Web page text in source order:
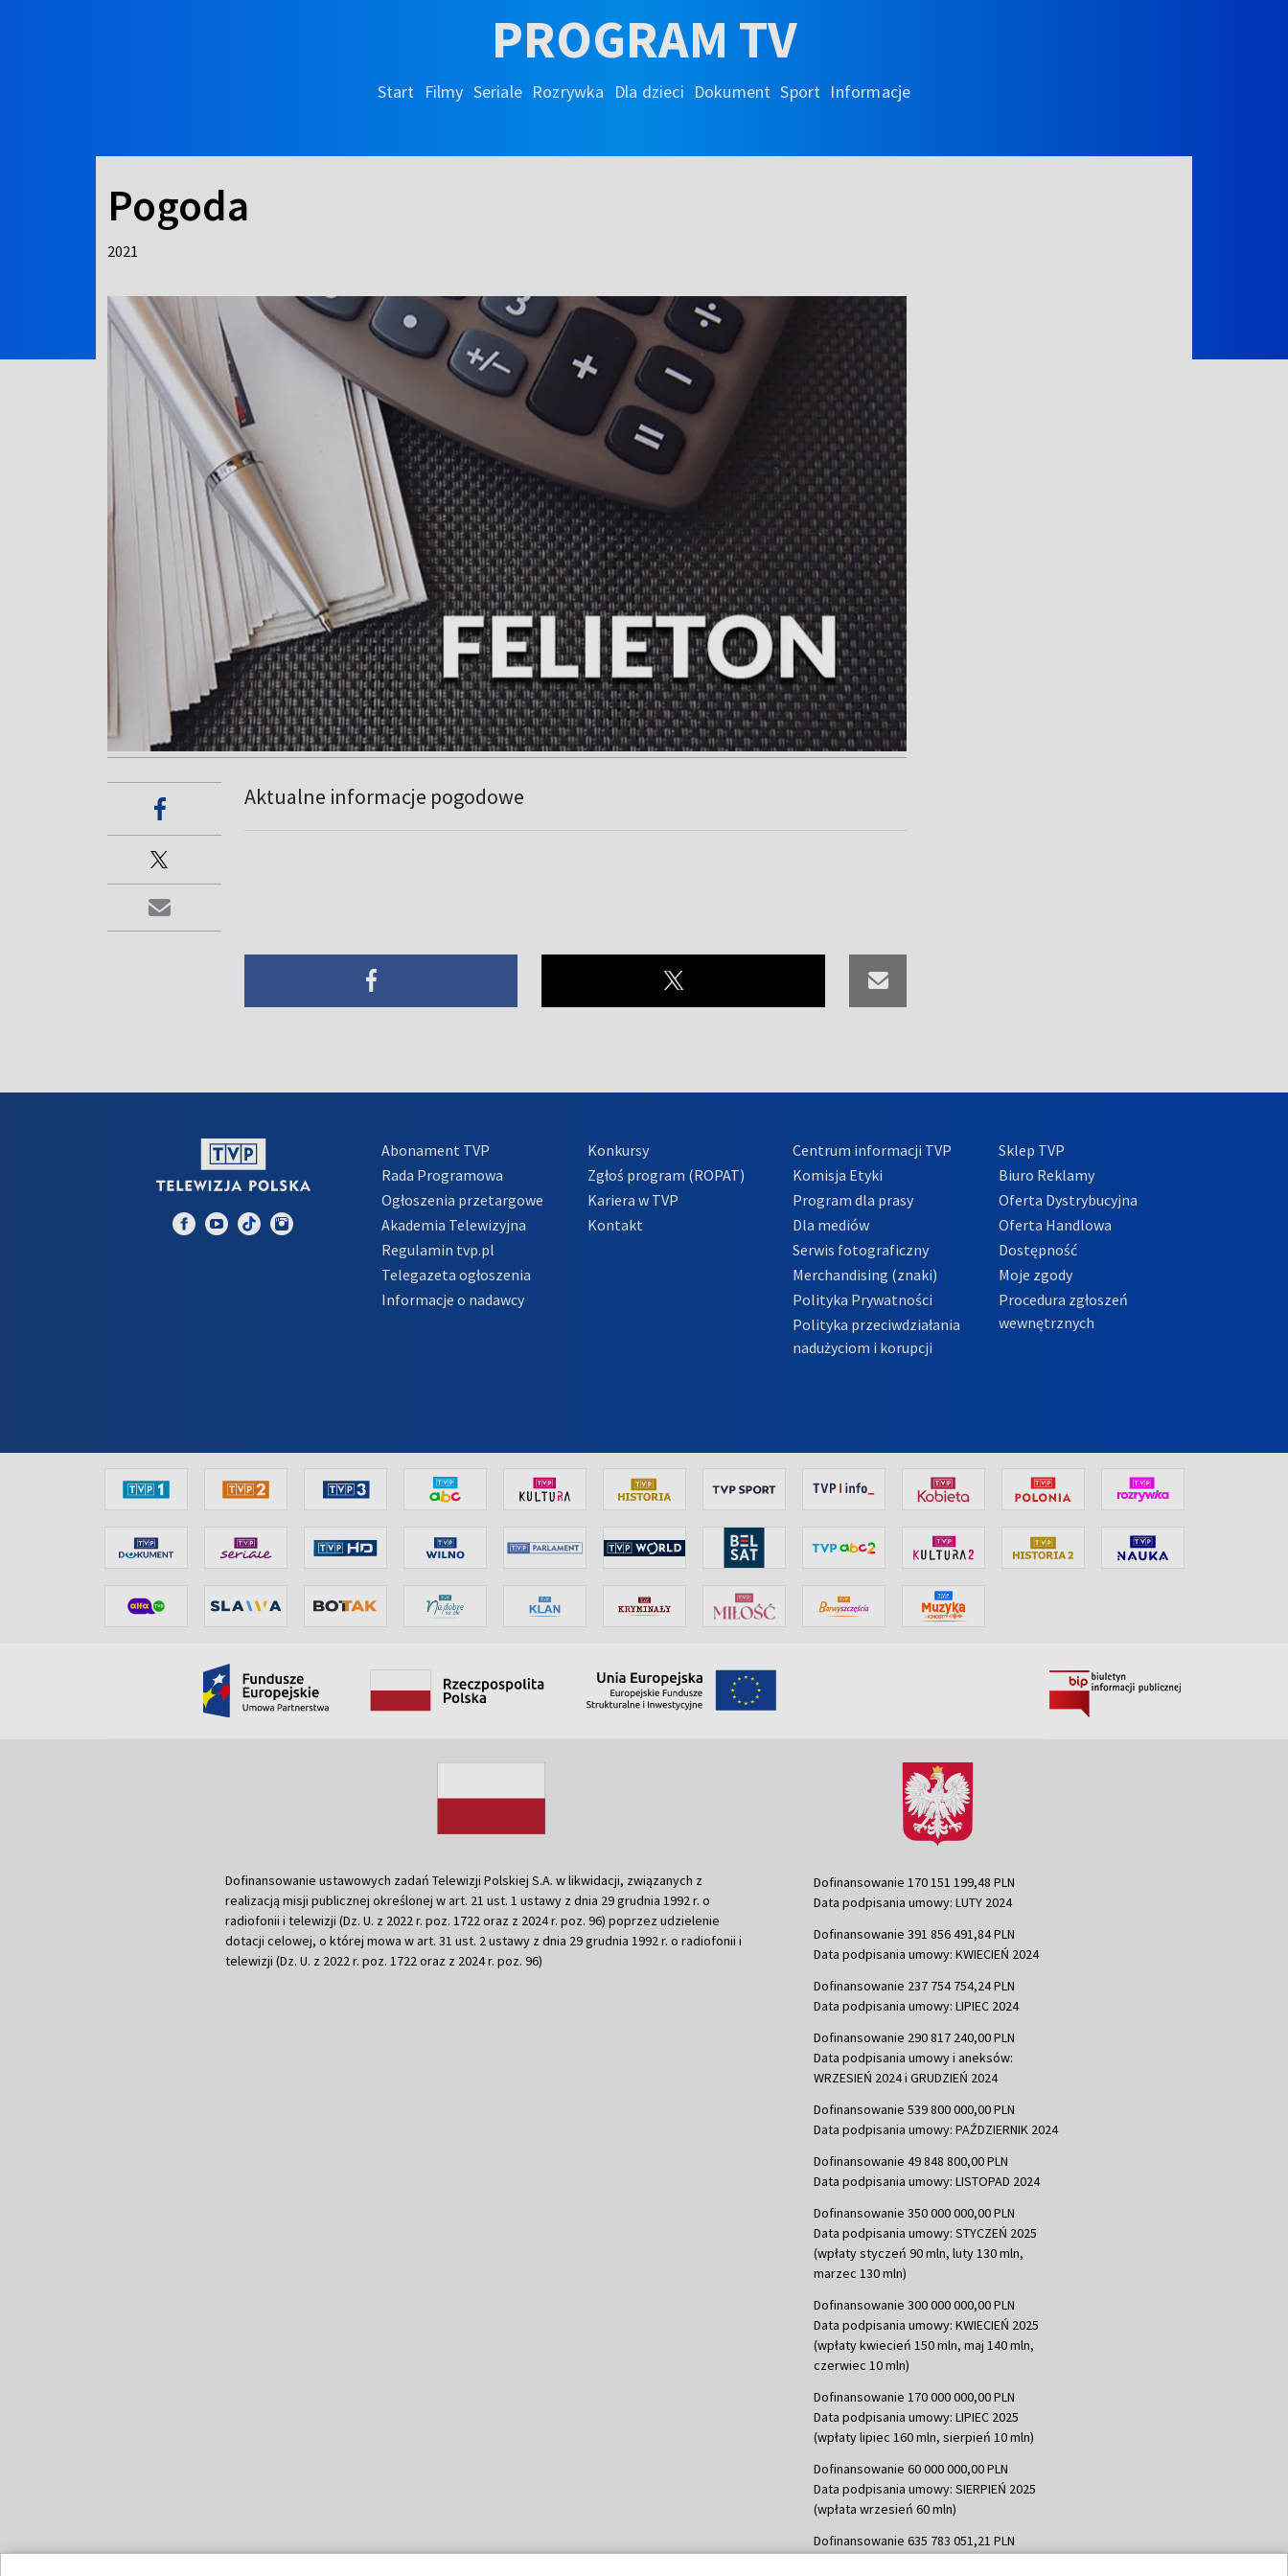
PROGRAM TV
Start Filmy Seriale Rozrywka Dla dzieci Dokument Sport Informacje
Pogoda
2021
Aktualne informacje pogodowe
Abonament TVP
Rada Programowa
Ogłoszenia przetargowe
Akademia Telewizyjna
Regulamin tvp.pl
Telegazeta ogłoszenia
Informacje o nadawcy
Konkursy
Zgłoś program (ROPAT)
Kariera w TVP
Kontakt
Centrum informacji TVP
Komisja Etyki
Program dla prasy
Dla mediów
Serwis fotograficzny
Merchandising (znaki)
Polityka Prywatności
Polityka przeciwdziałania
nadużyciom i korupcji
Sklep TVP
Biuro Reklamy
Oferta Dystrybucyjna
Oferta Handlowa
Dostępność
Moje zgody
Procedura zgłoszeń
wewnętrznych
Dofinansowanie ustawowych zadań Telewizji Polskiej S.A. w likwidacji, związanych z
realizacją misji publicznej określonej w art. 21 ust. 1 ustawy z dnia 29 grudnia 1992 r. o
radiofonii i telewizji (Dz. U. z 2022 r. poz. 1722 oraz z 2024 r. poz. 96) poprzez udzielenie
dotacji celowej, o której mowa w art. 31 ust. 2 ustawy z dnia 29 grudnia 1992 r. o radiofonii i
telewizji (Dz. U. z 2022 r. poz. 1722 oraz z 2024 r. poz. 96)
Dofinansowanie 170 151 199,48 PLN
Data podpisania umowy: LUTY 2024
Dofinansowanie 391 856 491,84 PLN
Data podpisania umowy: KWIECIEŃ 2024
Dofinansowanie 237 754 754,24 PLN
Data podpisania umowy: LIPIEC 2024
Dofinansowanie 290 817 240,00 PLN
Data podpisania umowy i aneksów:
WRZESIEŃ 2024 i GRUDZIEŃ 2024
Dofinansowanie 539 800 000,00 PLN
Data podpisania umowy: PAŹDZIERNIK 2024
Dofinansowanie 49 848 800,00 PLN
Data podpisania umowy: LISTOPAD 2024
Dofinansowanie 350 000 000,00 PLN
Data podpisania umowy: STYCZEŃ 2025
(wpłaty styczeń 90 mln, luty 130 mln,
marzec 130 mln)
Dofinansowanie 300 000 000,00 PLN
Data podpisania umowy: KWIECIEŃ 2025
(wpłaty kwiecień 150 mln, maj 140 mln,
czerwiec 10 mln)
Dofinansowanie 170 000 000,00 PLN
Data podpisania umowy: LIPIEC 2025
(wpłaty lipiec 160 mln, sierpień 10 mln)
Dofinansowanie 60 000 000,00 PLN
Data podpisania umowy: SIERPIEŃ 2025
(wpłata wrzesień 60 mln)
Dofinansowanie 635 783 051,21 PLN